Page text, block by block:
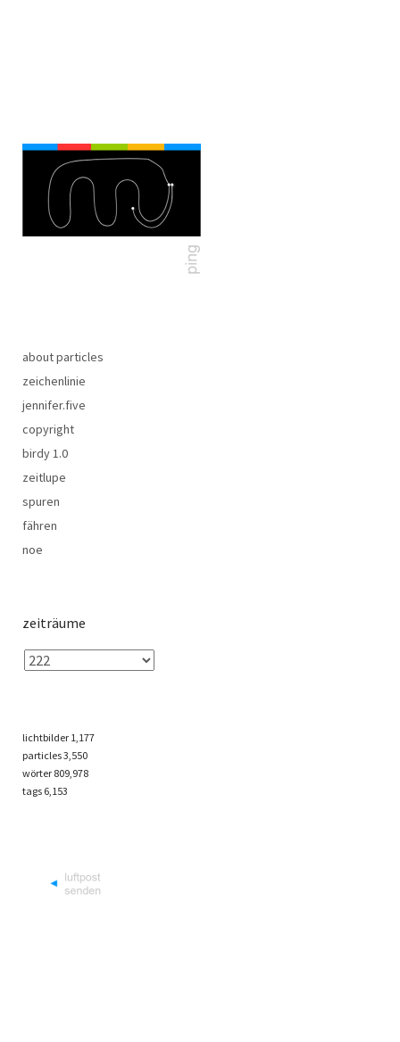
about particles
zeichenlinie
jennifer.five
copyright
birdy 1.0
zeitlupe
spuren
fähren
noe
zeiträume
lichtbilder 1,177
particles3,550
wörter 809,978
tags 6,153